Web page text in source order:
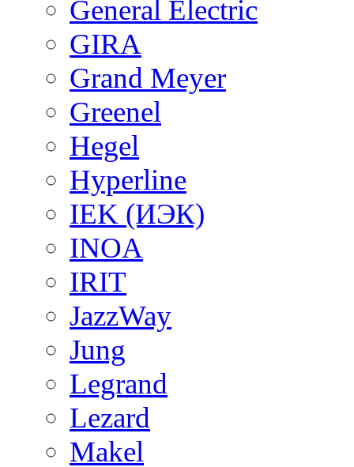
General Electric
GIRA
Grand Meyer
Greenel
Hegel
Hyperline
IEK (ИЭК)
INOA
IRIT
JazzWay
Jung
Legrand
Lezard
Makel